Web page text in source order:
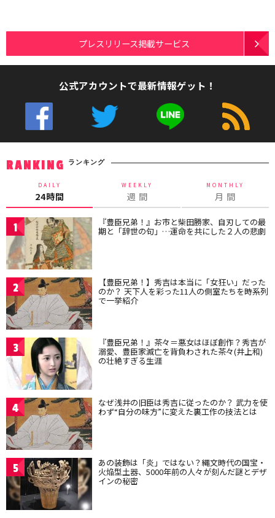
プレスリリース掲載サービス
公式アカウントで最新情報ゲット！
RANKING ランキング
DAILY
24時間
WEEKLY
週 間
MONTHLY
月 間
1 『豊臣兄弟！』お市と柴田勝家、自刃しての最
期と「辞世の句」…運命を共にした２人の悲劇
2 【豊臣兄弟！】秀吉は本当に「女狂い」だった
のか？ 天下人を彩った11人の側室たちを時系列
で一挙紹介
3 『豊臣兄弟！』茶々＝悪女はほぼ創作？秀吉が
溺愛、豊臣家滅亡を背負わされた茶々(井上和)
の壮絶すぎる生涯
4 なぜ浅井の旧臣は秀吉に従ったのか？ 武力を使
わず“自分の味方”に変えた裏工作の技法とは
5 あの装飾は「炎」ではない？縄文時代の国宝・
火焔型土器、5000年前の人々が刻んだ謎とデザ
インの秘密